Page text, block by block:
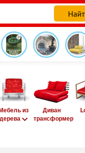
из
дерева
Диван
трансформер